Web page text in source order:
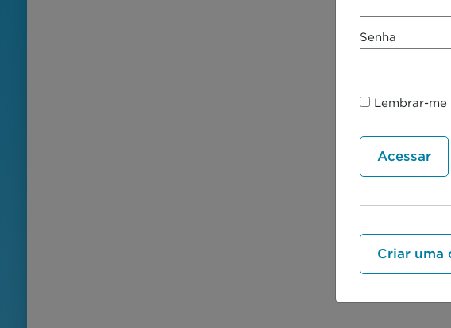
←
Senha
Lembrar-me
Criar uma